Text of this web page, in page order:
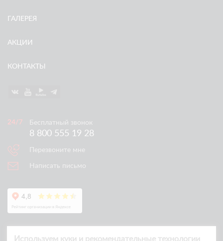
ГАЛЕРЕЯ
АКЦИИ
КОНТАКТЫ
Бесплатный звонок
8 800 555 19 28
Перезвоните мне
Написать письмо
Используем куки и рекомендательные технологии